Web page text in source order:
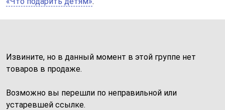
Извините, но в данный момент в этой группе нет
товаров в продаже.
Возможно вы перешли по неправильной или
устаревшей ссылке.